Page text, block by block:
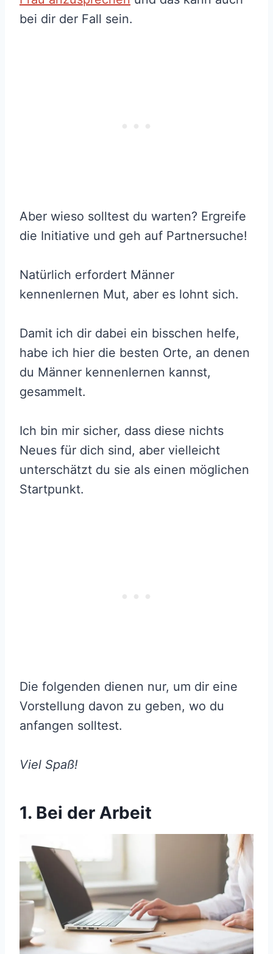
bei dir der Fall sein.
Aber wieso solltest du warten? Ergreife
die Initiative und geh auf Partnersuche!
Natürlich erfordert Männer
kennenlernen Mut, aber es lohnt sich.
Damit ich dir dabei ein bisschen helfe,
habe ich hier die besten Orte, an denen
du Männer kennenlernen kannst,
gesammelt.
Ich bin mir sicher, dass diese nichts
Neues für dich sind, aber vielleicht
unterschätzt du sie als einen möglichen
Startpunkt.
Die folgenden dienen nur, um dir eine
Vorstellung davon zu geben, wo du
anfangen solltest.
Viel Spaß!
1. Bei der Arbeit